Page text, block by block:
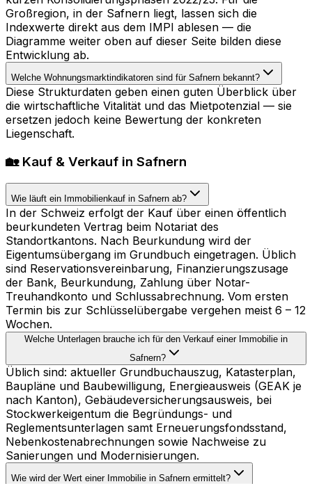
Großregion, in der Safnern liegt, lassen sich die
Indexwerte direkt aus dem IMPI ablesen — die
Diagramme weiter oben auf dieser Seite bilden diese
Entwicklung ab.
Welche Wohnungsmarktindikatoren sind für Safnern bekannt?
Diese Strukturdaten geben einen guten Überblick über
die wirtschaftliche Vitalität und das Mietpotenzial — sie
ersetzen jedoch keine Bewertung der konkreten
Liegenschaft.
🏡 Kauf & Verkauf in Safnern
Wie läuft ein Immobilienkauf in Safnern ab?
In der Schweiz erfolgt der Kauf über einen öffentlich
beurkundeten Vertrag beim Notariat des
Standortkantons. Nach Beurkundung wird der
Eigentumsübergang im Grundbuch eingetragen. Üblich
sind Reservationsvereinbarung, Finanzierungszusage
der Bank, Beurkundung, Zahlung über Notar-
Treuhandkonto und Schlussabrechnung. Vom ersten
Termin bis zur Schlüsselübergabe vergehen meist 6 – 12
Wochen.
Welche Unterlagen brauche ich für den Verkauf einer Immobilie in
Safnern?
Üblich sind: aktueller Grundbuchauszug, Katasterplan,
Baupläne und Baubewilligung, Energieausweis (GEAK je
nach Kanton), Gebäudeversicherungsausweis, bei
Stockwerkeigentum die Begründungs- und
Reglementsunterlagen samt Erneuerungsfondsstand,
Nebenkostenabrechnungen sowie Nachweise zu
Sanierungen und Modernisierungen.
Wie wird der Wert einer Immobilie in Safnern ermittelt?